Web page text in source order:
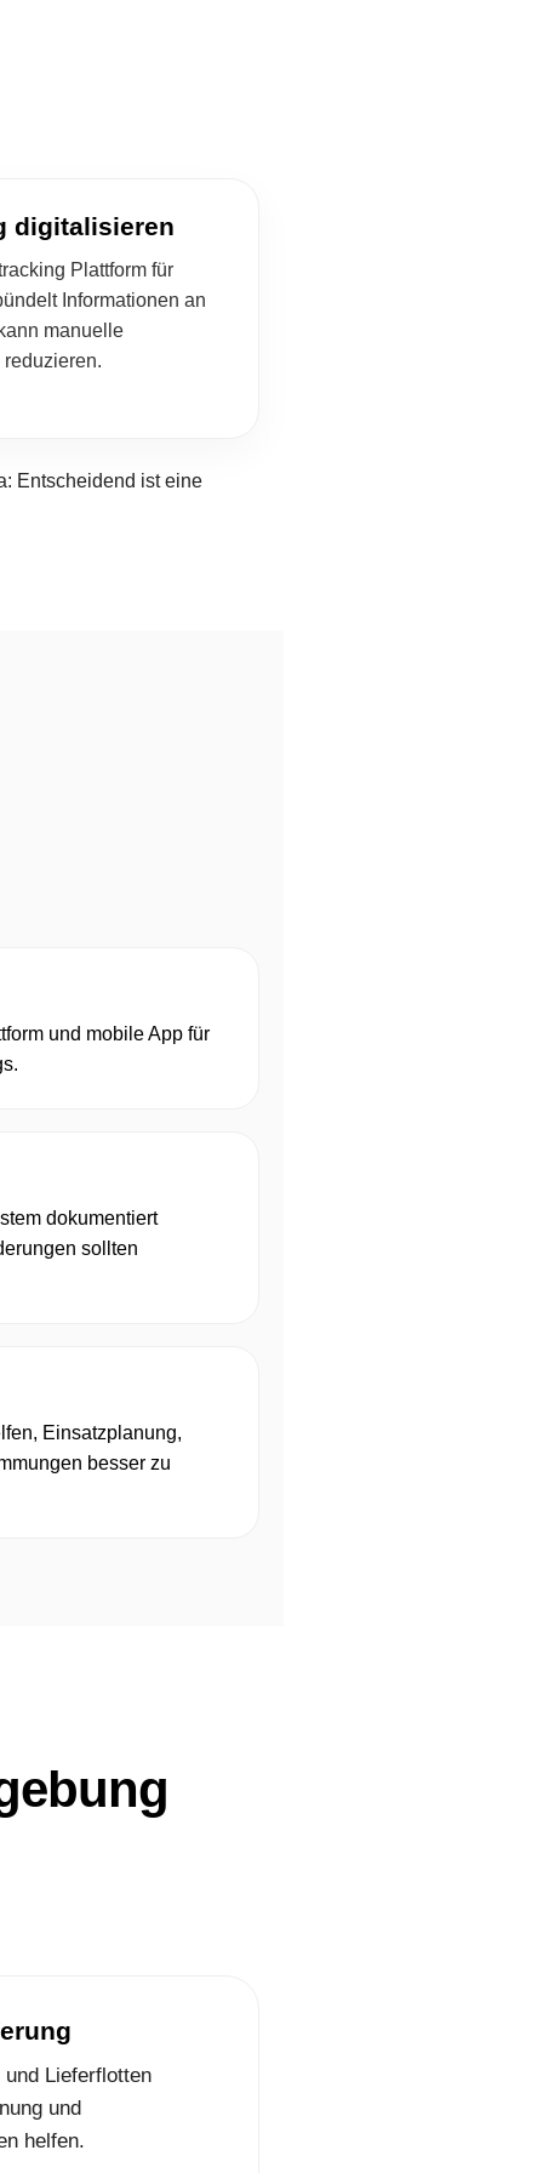
digitalisieren
Plattform für
Informationen an
manuelle
Entscheidend ist eine
und mobile App für
dokumentiert
sollten
Einsatzplanung,
besser zu
Lieferflotten
und
helfen.